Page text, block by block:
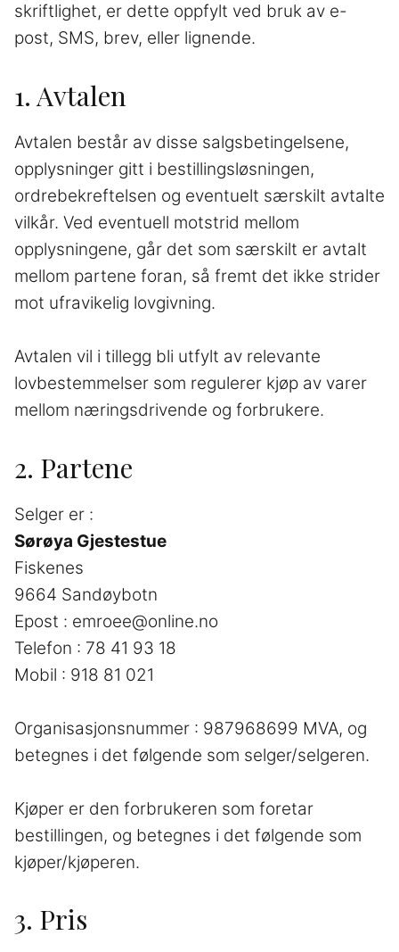
skriftlighet, er dette oppfylt ved bruk av e-
post, SMS, brev, eller lignende.
1. Avtalen
Avtalen består av disse salgsbetingelsene,
opplysninger gitt i bestillingsløsningen,
ordrebekreftelsen og eventuelt særskilt avtalte
vilkår. Ved eventuell motstrid mellom
opplysningene, går det som særskilt er avtalt
mellom partene foran, så fremt det ikke strider
mot ufravikelig lovgivning.
Avtalen vil i tillegg bli utfylt av relevante
lovbestemmelser som regulerer kjøp av varer
mellom næringsdrivende og forbrukere.
2. Partene
Selger er :
Sørøya Gjestestue
Fiskenes
9664 Sandøybotn
Epost : emroee@online.no
Telefon : 78 41 93 18
Mobil : 918 81 021
Organisasjonsnummer : 987968699 MVA, og
betegnes i det følgende som selger/selgeren.
Kjøper er den forbrukeren som foretar
bestillingen, og betegnes i det følgende som
kjøper/kjøperen.
3. Pris